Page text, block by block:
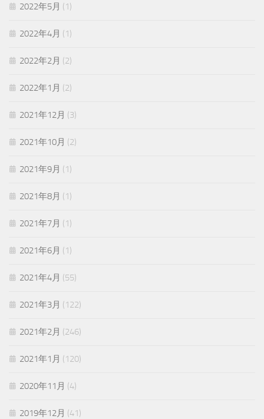
2022年5月 (1)
2022年4月 (1)
2022年2月 (2)
2022年1月 (2)
2021年12月 (3)
2021年10月 (2)
2021年9月 (1)
2021年8月 (1)
2021年7月 (1)
2021年6月 (1)
2021年4月 (55)
2021年3月 (122)
2021年2月 (246)
2021年1月 (120)
2020年11月 (4)
2019年12月 (41)